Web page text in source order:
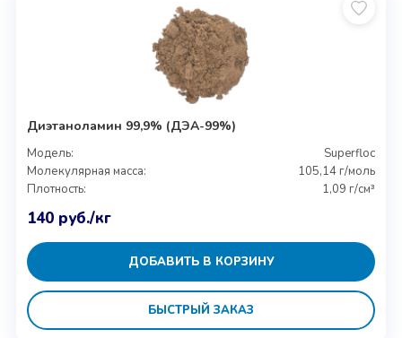
Диэтаноламин 99,9% (ДЭА-99%)
Модель:
Superfloc
Молекулярная масса:
105,14 г/моль
Плотность:
1,09 г/см³
140 руб./кг
ДОБАВИТЬ В КОРЗИНУ
БЫСТРЫЙ ЗАКАЗ